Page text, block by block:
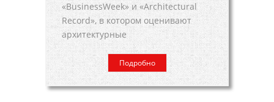
«BusinessWeek» и «Architectural
Record», в котором оценивают
архитектурные
Подробно